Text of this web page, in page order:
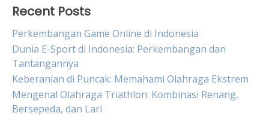
Recent Posts
Perkembangan Game Online di Indonesia
Dunia E-Sport di Indonesia: Perkembangan dan
Tantangannya
Keberanian di Puncak: Memahami Olahraga Ekstrem
Mengenal Olahraga Triathlon: Kombinasi Renang,
Bersepeda, dan Lari